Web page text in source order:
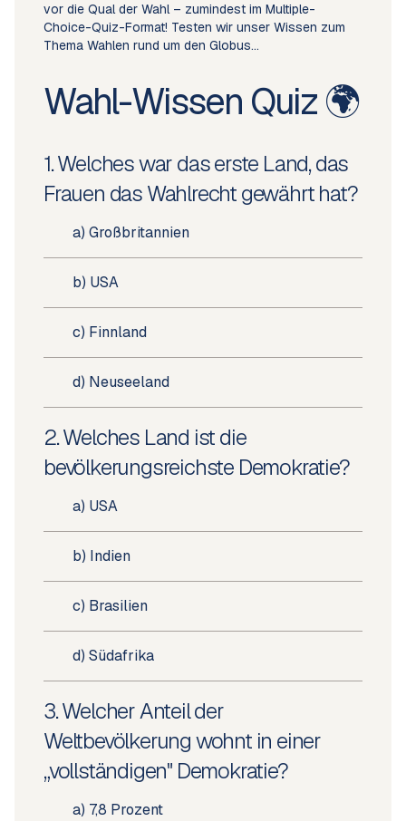
vor die Qual der Wahl – zumindest im Multiple-
Choice-Quiz-Format! Testen wir unser Wissen zum
Thema Wahlen rund um den Globus…
Wahl-Wissen Quiz 🌍
1. Welches war das erste Land, das
Frauen das Wahlrecht gewährt hat?
a) Großbritannien
b) USA
c) Finnland
d) Neuseeland
2. Welches Land ist die
bevölkerungsreichste Demokratie?
a) USA
b) Indien
c) Brasilien
d) Südafrika
3. Welcher Anteil der
Weltbevölkerung wohnt in einer
„vollständigen" Demokratie?
a) 7,8 Prozent